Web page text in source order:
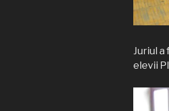
Juriul a
elevii